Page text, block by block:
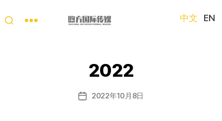
只
眼
中
中文 EN
2022
发 2022年10月8日